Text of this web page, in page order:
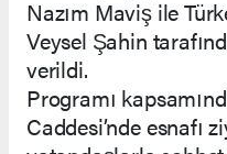
Nazım Maviş ile
Veysel Şahin
verildi.
Programı
Caddesi’nde esnafı